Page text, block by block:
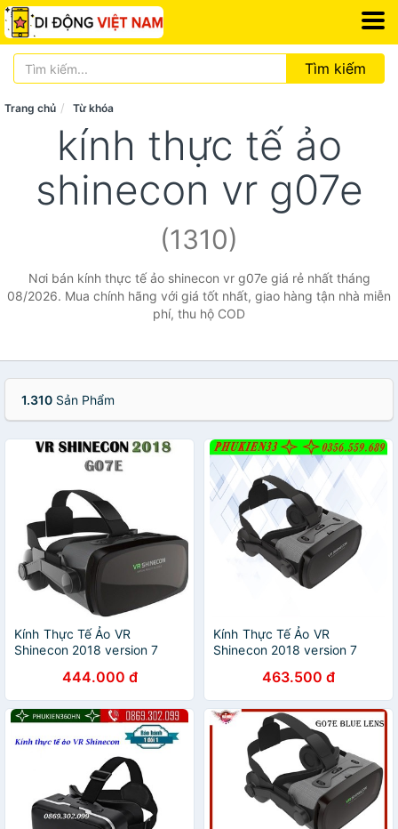
Tìm kiếm
Trang chủ Từ khóa
kính thực tế ảo
shinecon vr g07e
(1310)
Nơi bán kính thực tế ảo shinecon vr g07e giá rẻ nhất tháng
08/2026. Mua chính hãng với giá tốt nhất, giao hàng tận nhà miễn
phí, thu hộ COD
1.310 Sản Phẩm
Kính Thực Tế Ảo VR
Shinecon 2018 version 7
444.000 đ
Kính Thực Tế Ảo VR
Shinecon 2018 version 7
463.500 đ